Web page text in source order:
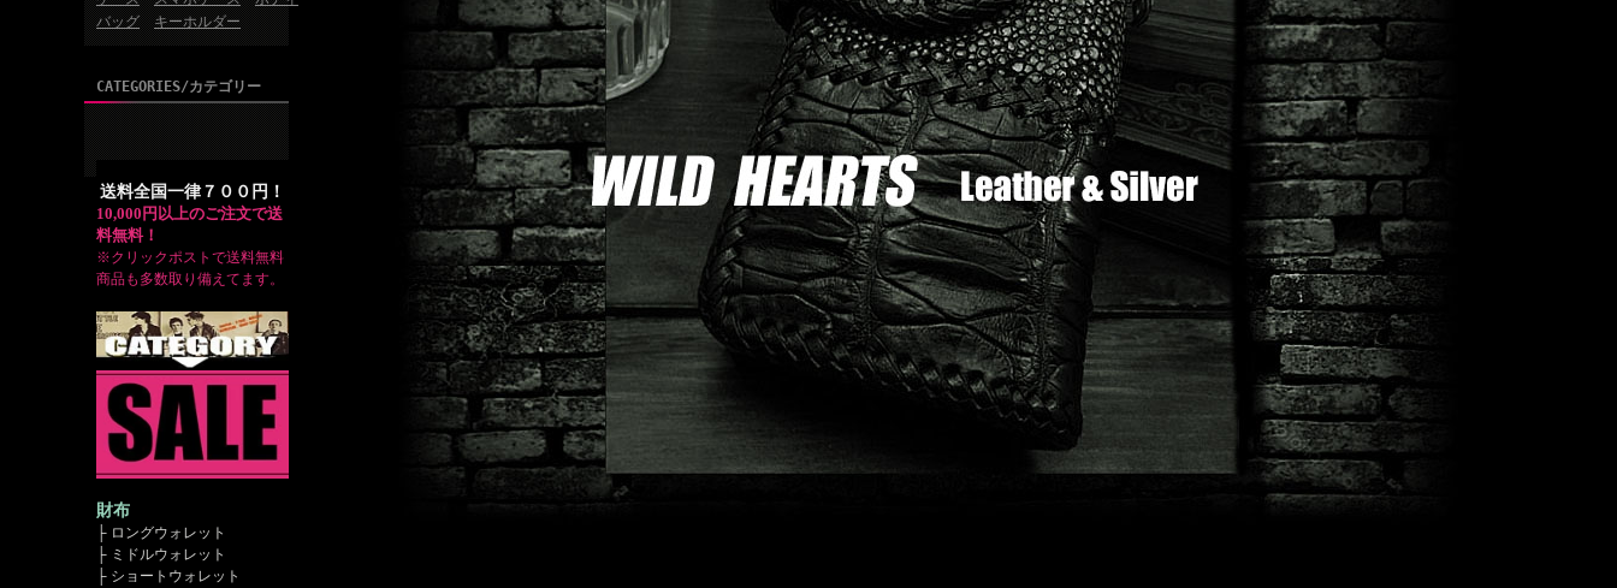
バッグ
キーホルダー
CATEGORIES/カテゴリー
送料全国一律７００円！
10,000円以上のご注文で送
料無料！
※クリックポストで送料無料
商品も多数取り備えてます。
財布
├ ロングウォレット
├ ミドルウォレット
├ ショートウォレット